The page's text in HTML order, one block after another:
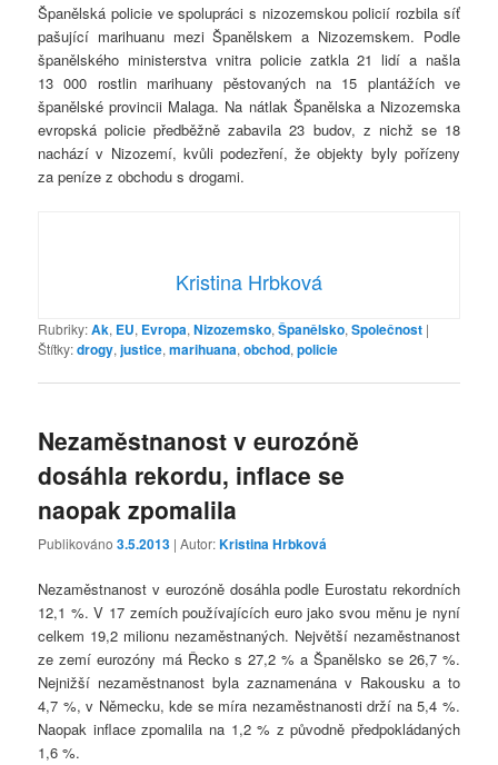
Španělská policie ve spolupráci s nizozemskou policií rozbila síť
pašující marihuanu mezi Španělskem a Nizozemskem. Podle
španělského ministerstva vnitra policie zatkla 21 lidí a našla
13 000 rostlin marihuany pěstovaných na 15 plantážích ve
španělské provincii Malaga. Na nátlak Španělska a Nizozemska
evropská policie předběžně zabavila 23 budov, z nichž se 18
nachází v Nizozemí, kvůli podezření, že objekty byly pořízeny
za peníze z obchodu s drogami.
Kristina Hrbková
Rubriky:Ak, EU, Evropa,Nizozemsko,Španělsko,Společnost |
Štítky:drogy,justice,marihuana,obchod,policie
Nezaměstnanost v eurozóně
dosáhla rekordu, inflace se
naopak zpomalila
Publikováno3.5.2013 | Autor:Kristina Hrbková
Nezaměstnanost v eurozóně dosáhla podle Eurostatu rekordních
12,1 %. V 17 zemích používajících euro jako svou měnu je nyní
celkem 19,2 milionu nezaměstnaných. Největší nezaměstnanost
ze zemí eurozóny má Řecko s 27,2 % a Španělsko se 26,7 %.
Nejnižší nezaměstnanost byla zaznamenána v Rakousku a to
4,7 %, v Německu, kde se míra nezaměstnanosti drží na 5,4 %.
Naopak inflace zpomalila na 1,2 % z původně předpokládaných
1,6 %.